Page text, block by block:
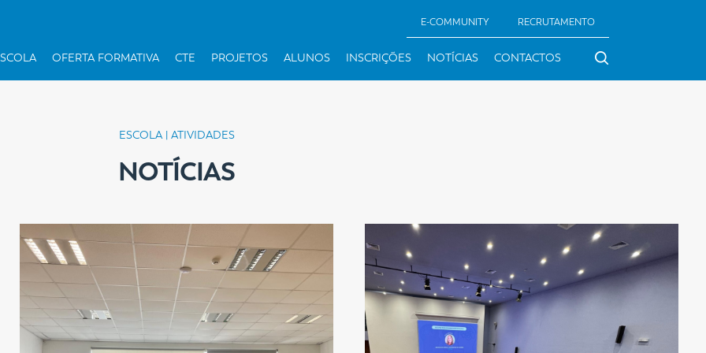
E-COMMUNITY RECRUTAMENTO
OFERTA FORMATIVA CTE PROJETOS ALUNOS INSCRIÇÕES NOTÍCIAS CONTACTOS
ESCOLA | ATIVIDADES
NOTÍCIAS